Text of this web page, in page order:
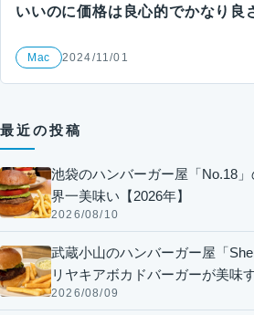
いいのに価格は良心的でかなり良
Mac 2024/11/01
最近の投稿
池袋のハンバーガー屋「No.18
界一美味い【2026年】
2026/08/10
武蔵小山のハンバーガー屋「
リヤキアボカドバーガーが美味
2026/08/09